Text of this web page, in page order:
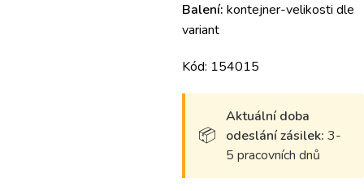
Balení: kontejner-velikosti dle
variant
Kód: 154015
Aktuální doba
odeslání zásilek: 3-
5 pracovních dnů